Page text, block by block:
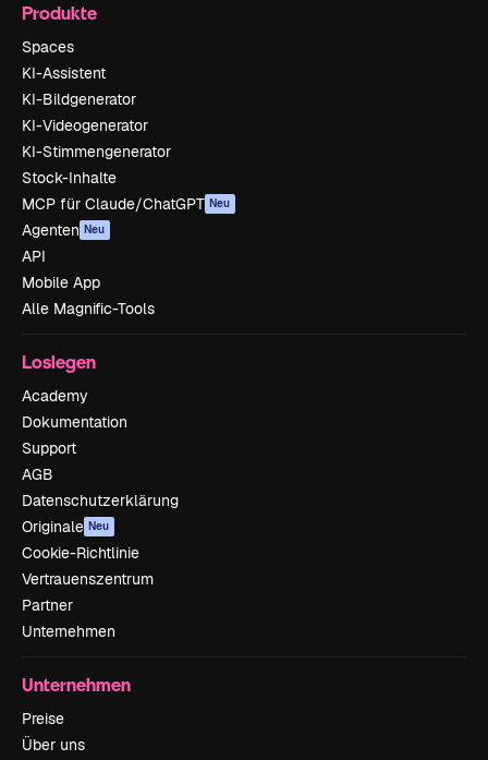
Produkte
Spaces
KI-Assistent
KI-Bildgenerator
KI-Videogenerator
KI-Stimmengenerator
Stock-Inhalte
MCP für Claude/ChatGPT Neu
Agenten Neu
API
Mobile App
Alle Magnific-Tools
Loslegen
Academy
Dokumentation
Support
AGB
Datenschutzerklärung
Originale Neu
Cookie-Richtlinie
Vertrauenszentrum
Partner
Unternehmen
Unternehmen
Preise
Über uns